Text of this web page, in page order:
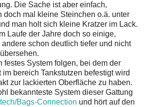
Die Sache ist aber einfach,
doch mal kleine Steinchen o.ä. unter
man holt sich kleine Kratzer im Lack.
Laufe der Jahre doch so einige,
schon deutlich tiefer und nicht
festes System folgen, bei dem der
bereich Tankstutzen befestigt wird
zur lackierten Oberfläche zu haben.
bekannteste System dieser Gattung
Bags-Connection und hört auf den